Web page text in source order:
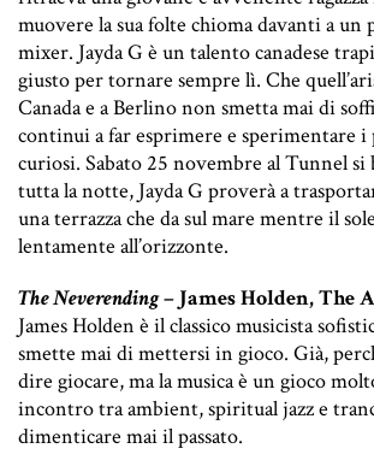
muovere la sua folte chioma davanti a un
mixer. Jayda G è un talento canadese
giusto per tornare sempre lì. Che
Canada e a Berlino non smetta mai di
continui a far esprimere e sperimentare i
curiosi. Sabato 25 novembre al Tunnel
tutta la notte, Jayda G proverà a
una terrazza che da sul mare mentre il
lentamente all’orizzonte.
The Neverending– James Holden, The
James Holden è il classico musicista
smette mai di mettersi in gioco. Già,
dire giocare, ma la musica è un gioco
incontro tra ambient, spiritual jazz e
dimenticare mai il passato.